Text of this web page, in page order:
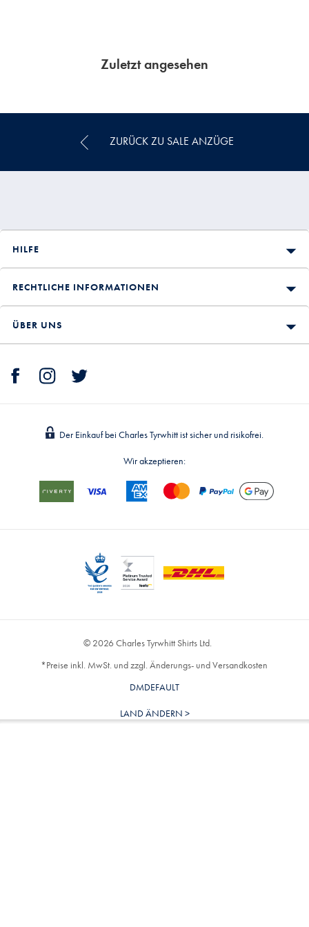
Zuletzt angesehen
ZURÜCK ZU SALE ANZÜGE
HILFE
RECHTLICHE INFORMATIONEN
ÜBER UNS
Der Einkauf bei Charles Tyrwhitt ist sicher und risikofrei.
Wir akzeptieren:
© 2026 Charles Tyrwhitt Shirts Ltd.
*Preise inkl. MwSt. und zzgl. Änderungs- und Versandkosten
DMDEFAULT
LAND ÄNDERN >